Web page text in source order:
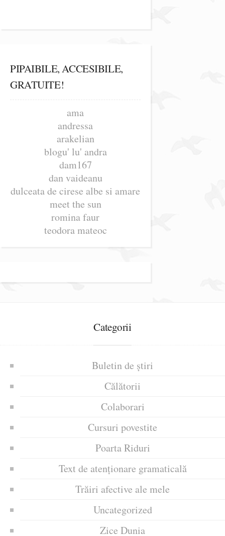
PIPAIBILE, ACCESIBILE,
GRATUITE!
ama
andressa
arakelian
blogu' lu' andra
dam167
dan vaideanu
dulceata de cirese albe si amare
meet the sun
romina faur
teodora mateoc
Categorii
Buletin de știri
Călătorii
Colaborari
Cursuri povestite
Poarta Riduri
Text de atenționare gramaticală
Trăiri afective ale mele
Uncategorized
Zice Dunia